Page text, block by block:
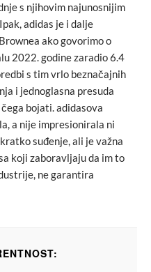
s njihovim najunosnijim
adidas je i dalje
ako govorimo o
2022. godine zaradio 6.4
s tim vrlo beznačajnih
i jednoglasna presuda
bojati. adidasova
a nije impresionirala ni
suđenje, ali je važna
koji zaboravljaju da im to
ne garantira